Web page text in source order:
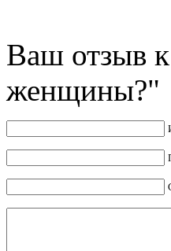
Ваш отзыв
женщины?"